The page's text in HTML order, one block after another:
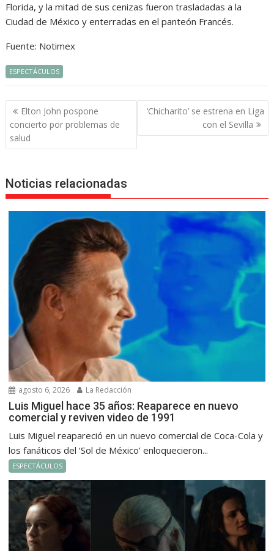
Florida, y la mitad de sus cenizas fueron trasladadas a la
Ciudad de México y enterradas en el panteón Francés.
Fuente: Notimex
ESPECTÁCULOS
Navegación
de
entradas
Elton John pospone
concierto por problemas de
salud
‘Chicharito’ se estrena en Liga
con el Sevilla
Noticias relacionadas
agosto 6, 2026 La Redacción
Luis Miguel hace 35 años: Reaparece en nuevo
comercial y reviven video de 1991
Luis Miguel reapareció en un nuevo comercial de Coca-Cola y
los fanáticos del ‘Sol de México’ enloquecieron...
ESPECTÁCULOS